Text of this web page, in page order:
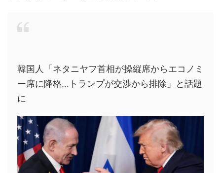
韓国人「ネタニヤフ首相が操縦席からエコノミ
ー席に降格…トランプが交渉から排除」と話題
に